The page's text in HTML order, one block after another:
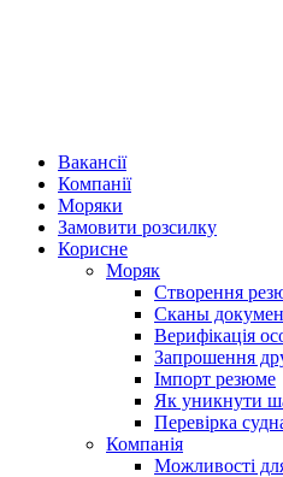
Вакансії
Компанії
Моряки
Замовити розсилку
Корисне
Моряк
Створення
Сканы
Верифікація
Запрошення
Імпорт резюме
Як уникнути
Перевірка
Компанія
Можливості